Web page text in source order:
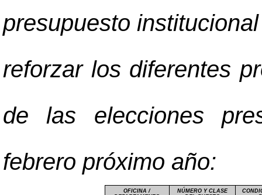
presupuesto
reforzar los diferentes
de las elecciones
febrero próximo año:
OFICINA /
NÚMERO Y CLASE